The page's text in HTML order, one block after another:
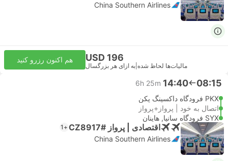
China Southern Airlines
USD 196
مالیات‌ها لحاظ شده به ازای هر بزرگسال
هم اکنون رزرو کنید
08:15
14:40
6h 25m
PKX فرودگاه داکسینگ پکن
اتصال به خود | پرواز+پرواز
SYX فرودگاه سانیا, هاینان
اقتصادی | پرواز #CZ8917 +1
China Southern Airlines